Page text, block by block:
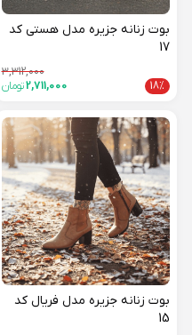
بوت زنانه جزیره مدل هستی کد
17
3,312,000
18%
2,711,000تومان
بوت زنانه جزیره مدل فریال کد
15